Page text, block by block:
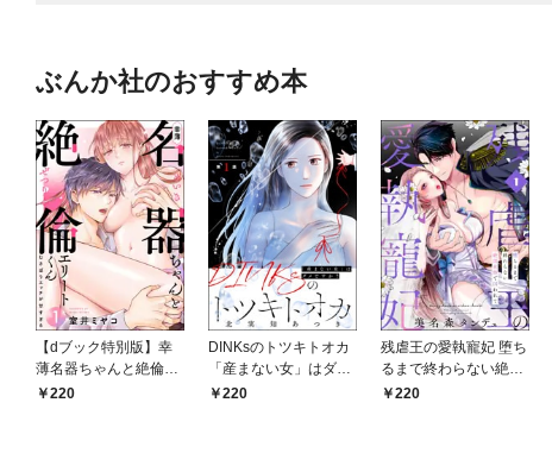
ぶんか社のおすすめ本
【dブック特別版】幸
薄名器ちゃんと絶倫エ
リートくん むさぼりエ
220
DINKsのトツキトオカ
「産まない女」はダメ
ですか？（分冊版）
220
残虐王の愛執寵妃 堕ち
るまで終わらない絶頂
夜伽で囚われて（分冊
220